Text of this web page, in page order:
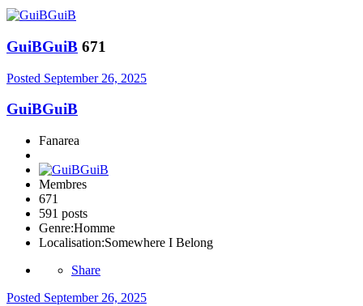
GuiBGuiB 671
Posted September 26, 2025
GuiBGuiB
Fanarea
Membres
671
591 posts
Genre:Homme
Localisation:Somewhere I Belong
Share
Posted September 26, 2025